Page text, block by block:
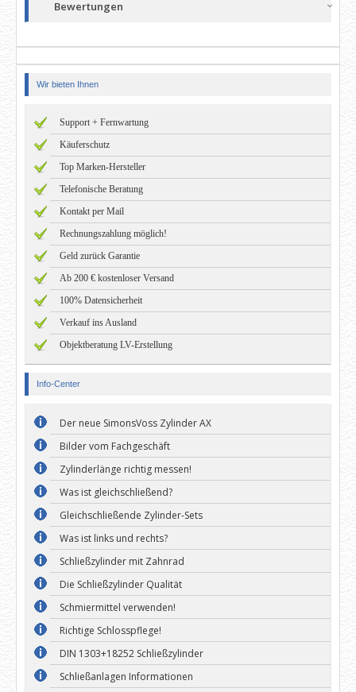
Bewertungen
Wir bieten Ihnen
Support + Fernwartung
Käuferschutz
Top Marken-Hersteller
Telefonische Beratung
Kontakt per Mail
Rechnungszahlung möglich!
Geld zurück Garantie
Ab 200 € kostenloser Versand
100% Datensicherheit
Verkauf ins Ausland
Objektberatung LV-Erstellung
Info-Center
Der neue SimonsVoss Zylinder AX
Bilder vom Fachgeschäft
Zylinderlänge richtig messen!
Was ist gleichschließend?
Gleichschließende Zylinder-Sets
Was ist links und rechts?
Schließzylinder mit Zahnrad
Die Schließzylinder Qualität
Schmiermittel verwenden!
Richtige Schlosspflege!
DIN 1303+18252 Schließzylinder
Schließanlagen Informationen